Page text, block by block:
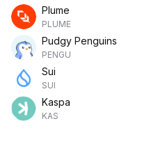
Plume
PLUME
Pudgy Penguins
PENGU
Sui
SUI
Kaspa
KAS